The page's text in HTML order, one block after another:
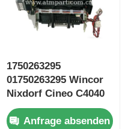
1750263295
01750263295 Wincor
Nixdorf Cineo C4040
TUC RM3 ATM-Teile
Anfrage absenden